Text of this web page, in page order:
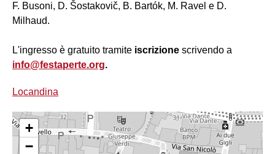
F. Busoni, D. Šostakovič, B. Bartók, M. Ravel e D.
Milhaud.
L'ingresso è gratuito tramite iscrizione scrivendo a
info@festaperte.org.
Locandina
+
−